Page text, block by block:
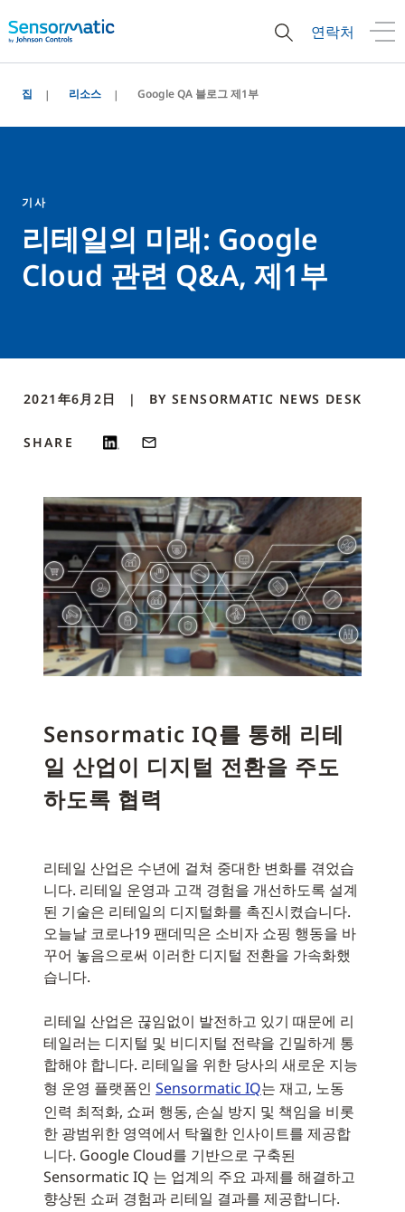
연락처
집 리소스 Google QA 블로그 제1부
기사
리테일의 미래: Google
Cloud 관련 Q&A, 제1부
2021年6月2日 BY SENSORMATIC NEWS DESK
SHARE
Sensormatic IQ를 통해 리테
일 산업이 디지털 전환을 주도
하도록 협력
리테일 산업은 수년에 걸쳐 중대한 변화를 겪었습
니다. 리테일 운영과 고객 경험을 개선하도록 설계
된 기술은 리테일의 디지털화를 촉진시켰습니다.
오늘날 코로나19 팬데믹은 소비자 쇼핑 행동을 바
꾸어 놓음으로써 이러한 디지털 전환을 가속화했
습니다.
리테일 산업은 끊임없이 발전하고 있기 때문에 리
테일러는 디지털 및 비디지털 전략을 긴밀하게 통
합해야 합니다. 리테일을 위한 당사의 새로운 지능
형 운영 플랫폼인 Sensormatic IQ는 재고, 노동
인력 최적화, 쇼퍼 행동, 손실 방지 및 책임을 비롯
한 광범위한 영역에서 탁월한 인사이트를 제공합
니다. Google Cloud를 기반으로 구축된
Sensormatic IQ 는 업계의 주요 과제를 해결하고
향상된 쇼퍼 경험과 리테일 결과를 제공합니다.